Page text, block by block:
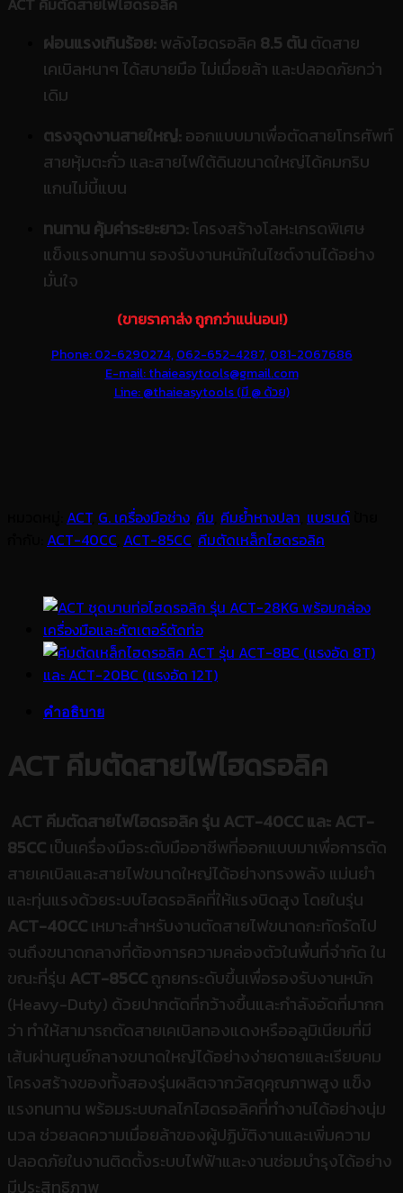
ผ่อนแรงเกินร้อย: พลังไฮดรอลิค 8.5 ตัน ตัดสาย
เคเบิลหนาๆ ได้สบายมือ ไม่เมื่อยล้า และปลอดภัยกว่า
เดิม
ตรงจุดงานสายใหญ่: ออกแบบมาเพื่อตัดสายโทรศัพท์
สายหุ้มตะกั่ว และสายไฟใต้ดินขนาดใหญ่ได้คมกริบ
แกนไม่บี้แบน
ทนทาน คุ้มค่าระยะยาว:โครงสร้างโลหะเกรดพิเศษ
แข็งแรงทนทาน รองรับงานหนักในไซต์งานได้อย่าง
มั่นใจ
(ขายราคาส่ง ถูกกว่าแน่นอน!)
Phone: 02-6290274, 062-652-4287, 081-2067686
E-mail: thaieasytools@gmail.com
Line: @thaieasytools (มี @ ด้วย)
ACT, G. เครื่องมือช่าง คีม คีมย้ำหางปลา แบรนด์
ACT-40CC ACT-85CC คีมตัดเหล็กไฮดรอลิค
คำอธิบาย
ACT คีมตัดสายไฟไฮดรอลิค
ACT คีมตัดสายไฟไฮดรอลิค รุ่น ACT-40CC และ ACT-
85CCเป็นเครื่องมือระดับมืออาชีพที่ออกแบบมาเพื่อการตัด
สายเคเบิลและสายไฟขนาดใหญ่ได้อย่างทรงพลัง แม่นยำ
และทุ่นแรงด้วยระบบไฮดรอลิคที่ให้แรงบิดสูง โดยในรุ่น
ACT-40CCเหมาะสำหรับงานตัดสายไฟขนาดกะทัดรัดไป
จนถึงขนาดกลางที่ต้องการความคล่องตัวในพื้นที่จำกัด ใน
ขณะที่รุ่น ACT-85CCถูกยกระดับขึ้นเพื่อรองรับงานหนัก
(Heavy-Duty) ด้วยปากตัดที่กว้างขึ้นและกำลังอัดที่มากก
ว่า ทำให้สามารถตัดสายเคเบิลทองแดงหรืออลูมิเนียมที่มี
เส้นผ่านศูนย์กลางขนาดใหญ่ได้อย่างง่ายดายและเรียบคม
โครงสร้างของทั้งสองรุ่นผลิตจากวัสดุคุณภาพสูง แข็ง
แรงทนทาน พร้อมระบบกลไกไฮดรอลิคที่ทำงานได้อย่างนุ่ม
นวล ช่วยลดความเมื่อยล้าของผู้ปฏิบัติงานและเพิ่มความ
ปลอดภัยในงานติดตั้งระบบไฟฟ้าและงานซ่อมบำรุงได้อย่าง
มีประสิทธิภาพ